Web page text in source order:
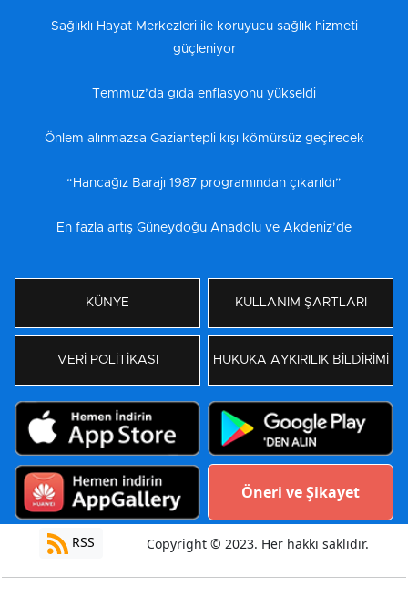
Sağlıklı Hayat Merkezleri ile koruyucu sağlık hizmeti
güçleniyor
Temmuz’da gıda enflasyonu yükseldi
Önlem alınmazsa Gaziantepli kışı kömürsüz geçirecek
“Hancağız Barajı 1987 programından çıkarıldı”
En fazla artış Güneydoğu Anadolu ve Akdeniz’de
KÜNYE KULLANIM ŞARTLARI
VERİ POLİTİKASI HUKUKA AYKIRILIK BİLDİRİMİ
Öneri ve Şikayet
RSS Copyright © 2023. Her hakkı saklıdır.